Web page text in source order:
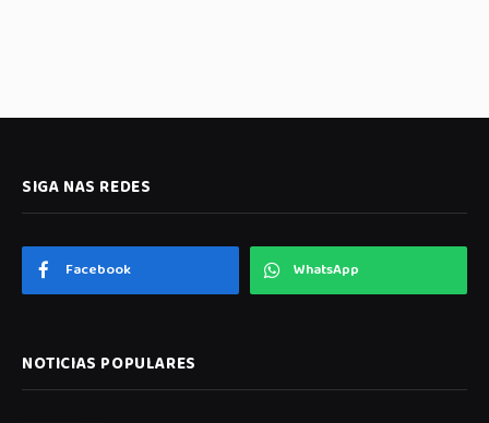
SIGA NAS REDES
Facebook WhatsApp
NOTICIAS POPULARES